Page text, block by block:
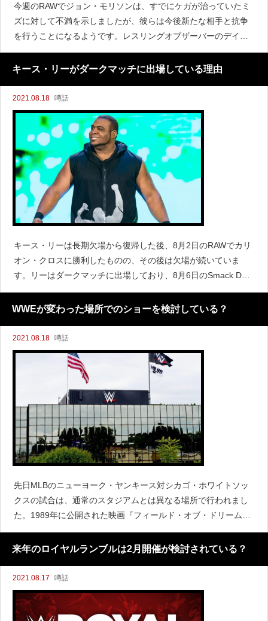
今週のRAWでジョン・モリソンは、すでにケガが治っていたミ
ズに対して不満を示しましたが、彼らは今後新たな相手と抗争
を行うことになるようです。レスリングオブザーバーのデイ
ブ・メルツァーによると、ミズとモリソンはコフィ・キングス
トン、エグザビア・ウッズのニューデイと近いうちに抗争に発
キース・リーがダークマッチに出場している理由
2021.08.18 噂話
キース・リーは長期欠場から復帰した後、8月2日のRAWでカリ
オン・クロスに勝利したものの、その後は欠場が続いていま
す。リーはダークマッチに出場しており、8月6日のSmack Dow
n前にはオースティン・セオリー、9日のRAW前にはチコ・アダ
ムス、13日はナイルズ・プロンク、今週のRAW前には
WWEが変わった場所でのショーを検討している？
2021.08.18 噂話
先日MLBのニューヨーク・ヤンキース対シカゴ・ホワイトソッ
クスの試合は、通常のスタジアムとは異なる場所で行われまし
た。1989年に公開された映画『フィールド・オブ・ドリーム
ス』の舞台となったアイオワ州で作られた球場で行われ、レギ
ュラーシーズンとしては異例となる590万人の視聴者を獲得しま
来年のロイヤルランブルは2月開催が検討されている？
2021.08.17 噂話